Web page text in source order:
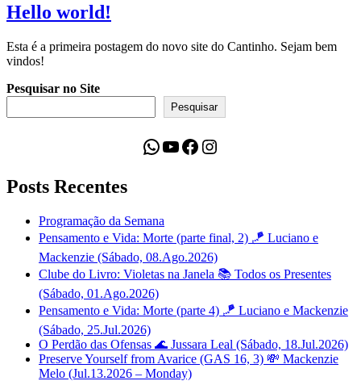
Hello world!
Esta é a primeira postagem do novo site do Cantinho. Sejam bem
vindos!
Pesquisar no Site
Pesquisar
WhatsApp
Youtube
Facebook
Instagram
Posts Recentes
Programação da Semana
Pensamento e Vida: Morte (parte final, 2) 🪁 Luciano e
Mackenzie (Sábado, 08.Ago.2026)
Clube do Livro: Violetas na Janela 📚 Todos os Presentes
(Sábado, 01.Ago.2026)
Pensamento e Vida: Morte (parte 4) 🪁 Luciano e Mackenzie
(Sábado, 25.Jul.2026)
O Perdão das Ofensas 🌊 Jussara Leal (Sábado, 18.Jul.2026)
Preserve Yourself from Avarice (GAS 16, 3) 💸 Mackenzie
Melo (Jul.13.2026 – Monday)